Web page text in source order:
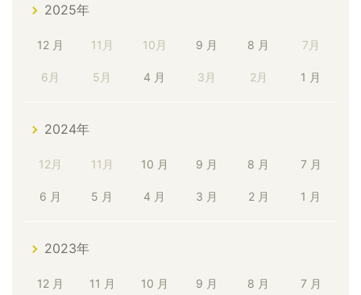
2025年
12 月 11月 10月 9 月 8 月 7月
6月 5月 4 月 3月 2月 1 月
2024年
12月 11月 10 月 9 月 8 月 7 月
6 月 5 月 4 月 3 月 2 月 1 月
2023年
12 月 11 月 10 月 9 月 8 月 7 月